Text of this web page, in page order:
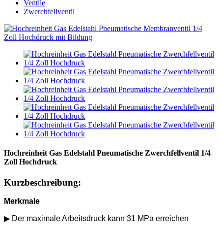
Ventile
Zwerchfellventil
Hochreinheit Gas Edelstahl Pneumatische Zwerchfellventil 1/4
Zoll Hochdruck
Kurzbeschreibung:
Merkmale
▶ Der maximale Arbeitsdruck kann 31 MPa erreichen